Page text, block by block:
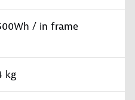
/ in frame
kg